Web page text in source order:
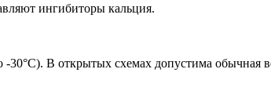
ингибиторы кальция.
В открытых схемах допустима обычная